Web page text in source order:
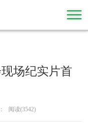
场纪实片首
阅读(3542)